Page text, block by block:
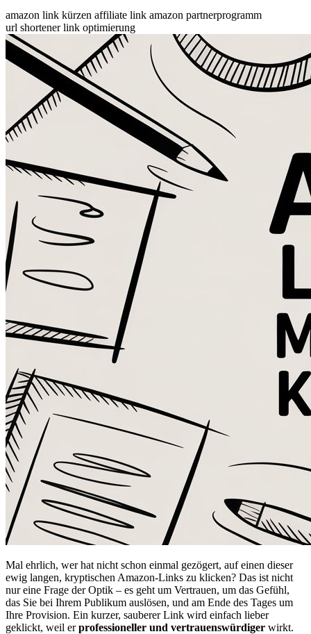
amazon link kürzen affiliate link amazon partnerprogramm
url shortener link optimierung
Mal ehrlich, wer hat nicht schon einmal gezögert, auf einen dieser
ewig langen, kryptischen Amazon-Links zu klicken? Das ist nicht
nur eine Frage der Optik – es geht um Vertrauen, um das Gefühl,
das Sie bei Ihrem Publikum auslösen, und am Ende des Tages um
Ihre Provision. Ein kurzer, sauberer Link wird einfach lieber
geklickt, weil erprofessioneller und vertrauenswürdiger wirkt.